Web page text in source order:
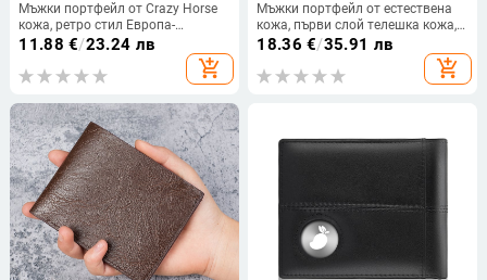
Мъжки портфейл от Crazy Horse
кожа, ретро стил Европа-
Америка, PU портфейл с цип и 1
сгъвка, защита срещу кражба,
разширяем, джоб за карти и
11.88 €/23.24 лв
add_shopping_cart
Мъжки портфейл от естествена
кожа, първи слой телешка кожа,
компактен трипореден дизайн с
джобове за карти, подплата от
полиестер
18.36 €/35.91 лв
add_shopping_cart